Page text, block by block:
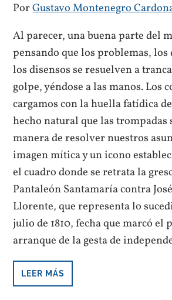
PorGustavo Montenegro
Al parecer, una buena parte del
pensando que los problemas, los
los disensos se resuelven a
golpe, yéndose a las manos. Los
cargamos con la huella fatídica
hecho natural que las trompadas
manera de resolver nuestros
imagen mítica y un icono
el cuadro donde se retrata la
Pantaleón Santamaría contra
Llorente, que representa lo
julio de 1810, fecha que marcó el
arranque de la gesta de
LEER MÁS